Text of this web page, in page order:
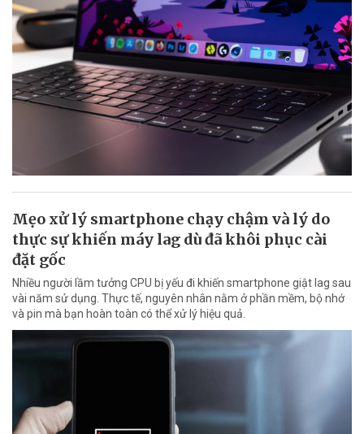
Mẹo xử lý smartphone chạy chậm và lý do
thực sự khiến máy lag dù đã khôi phục cài
đặt gốc
Nhiều người lầm tưởng CPU bị yếu đi khiến smartphone giật lag sau
vài năm sử dụng. Thực tế, nguyên nhân nằm ở phần mềm, bộ nhớ
và pin mà bạn hoàn toàn có thể xử lý hiệu quả.